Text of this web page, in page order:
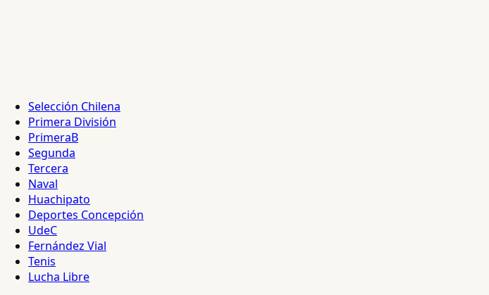
Selección Chilena
Primera División
PrimeraB
Segunda
Tercera
Naval
Huachipato
Deportes Concepción
UdeC
Fernández Vial
Tenis
Lucha Libre